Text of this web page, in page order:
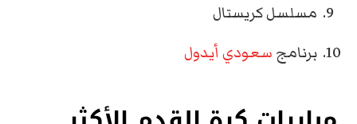
مسلسل كريستال
برنامج سعودي أيدول